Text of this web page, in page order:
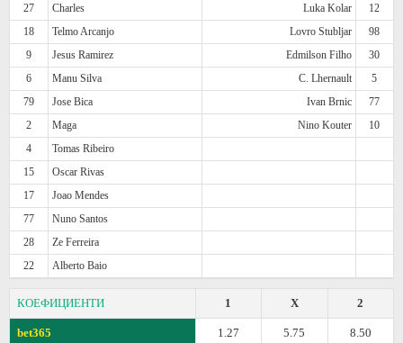
27 Charles Luka Kolar
12
18
Telmo Arcanjo Lovro Stubljar
98
9
Jesus Ramirez Edmilson Filho
30
6
Manu Silva C. Lhernault
5
79
Jose Bica Ivan Brnic
77
2
Maga Nino Kouter
10
4
Tomas Ribeiro
15
Oscar Rivas
17
Joao Mendes
77
Nuno Santos
28
Ze Ferreira
22
Alberto Baio
КОЕФИЦИЕНТИ 2
X
1
bet365 8.50
5.75
1.27